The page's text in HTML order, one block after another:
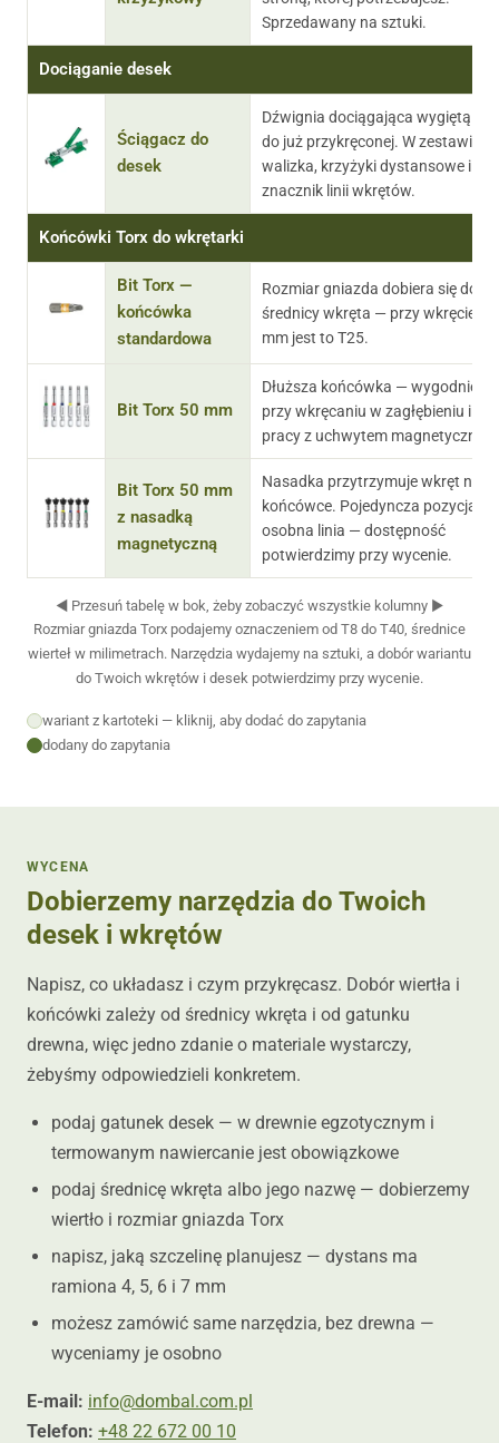
Sprzedawany na sztuki.
Dociąganie desek
Ściągacz do
desek
Dźwignia dociągająca wygiętą
do już przykręconej. W zestawie
walizka, krzyżyki dystansowe i
znacznik linii wkrętów.
Końcówki Torx do wkrętarki
Bit Torx —
końcówka
standardowa
Rozmiar gniazda dobiera się do
średnicy wkręta — przy wkręcie 5
mm jest to T25.
Bit Torx 50 mm
Dłuższa końcówka —
przy wkręcaniu w zagłębieniu i
pracy z uchwytem
Bit Torx 50 mm
z nasadką
magnetyczną
Nasadka przytrzymuje wkręt na
końcówce. Pojedyncza pozycja,
osobna linia — dostępność
potwierdzimy przy wycenie.
◀ Przesuń tabelę w bok, żeby zobaczyć wszystkie kolumny ▶
Rozmiar gniazda Torx podajemy oznaczeniem od T8 do T40, średnice
wierteł w milimetrach. Narzędzia wydajemy na sztuki, a dobór wariantu
do Twoich wkrętów i desek potwierdzimy przy wycenie.
wariant z kartoteki — kliknij, aby dodać do zapytania
dodany do zapytania
WYCENA
Dobierzemy narzędzia do Twoich
desek i wkrętów
Napisz, co układasz i czym przykręcasz. Dobór wiertła i
końcówki zależy od średnicy wkręta i od gatunku
drewna, więc jedno zdanie o materiale wystarczy,
żebyśmy odpowiedzieli konkretem.
podaj gatunek desek — w drewnie egzotycznym i
termowanym nawiercanie jest obowiązkowe
podaj średnicę wkręta albo jego nazwę — dobierzemy
wiertło i rozmiar gniazda Torx
napisz, jaką szczelinę planujesz — dystans ma
ramiona 4, 5, 6 i 7 mm
możesz zamówić same narzędzia, bez drewna —
wyceniamy je osobno
E-mail: info@dombal.com.pl
Telefon: +48 22 672 00 10